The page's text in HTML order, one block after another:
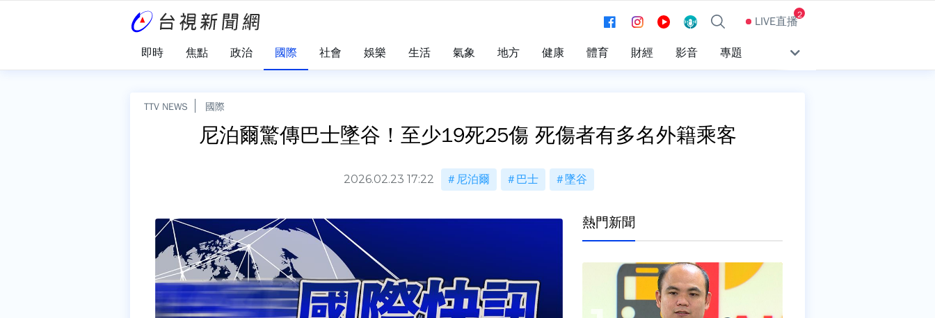
LIVE直播2
即時 焦點 政治 國際 社會 娛樂 生活 氣象 地方 健康 體育 財經 影音 專題
TTV NEWS 國際
尼泊爾驚傳巴士墜谷！至少19死25傷 死傷者有多名外籍乘客
2026.02.23 17:22 尼泊爾 巴士 墜谷
熱門新聞